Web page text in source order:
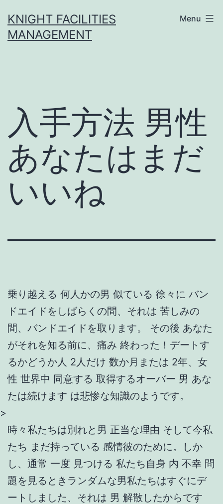
to
content
KNIGHT FACILITIES
MANAGEMENT
Menu
入手方法 男性
あなたはまだ
いいね
乗り越える 何人かの男 似ている 徐々に バン
ドエイドをしばらくの間、それは 苦しみの
間、バンドエイドを取ります。 その後 あなた
がそれを知る前に、痛み 終わった！デートす
るかどうか人 2人だけ 数か月または 2年、女
性 世界中 同意する 取得するオーバー 男 あな
たは続けます は悲惨な知識のようです。
>
時々私たちは別れと男 正当な理由 そして今私
たち まだ持っている 感情彼のために。しか
し、通常 一度 見つける 私たち自身 内 不幸 問
題を見るときランダムな男私たちはすぐにデ
ートしました、それは 男 解散したからです